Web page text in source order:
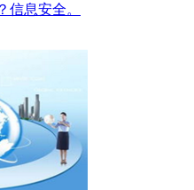
信息安全。